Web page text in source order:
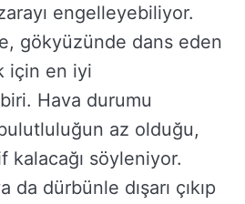
engelleyebiliyor.
gökyüzünde dans eden
için en iyi
biri. Hava durumu
az olduğu,
kalacağı söyleniyor.
dürbünle dışarı çıkıp